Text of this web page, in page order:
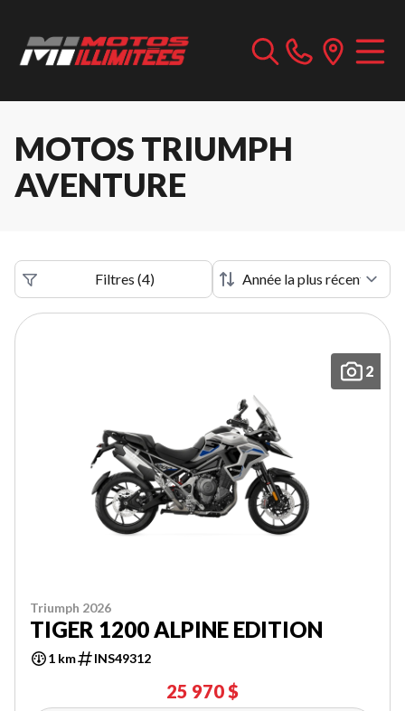
MOTOS TRIUMPH
AVENTURE
Filtres (4)
2
Triumph 2026
TIGER 1200 ALPINE EDITION
1 km INS49312
25 970 $